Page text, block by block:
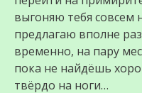
выгоняю тебя совсем
предлагаю вполне
временно, на пару
пока не найдёшь
твёрдо на ноги…